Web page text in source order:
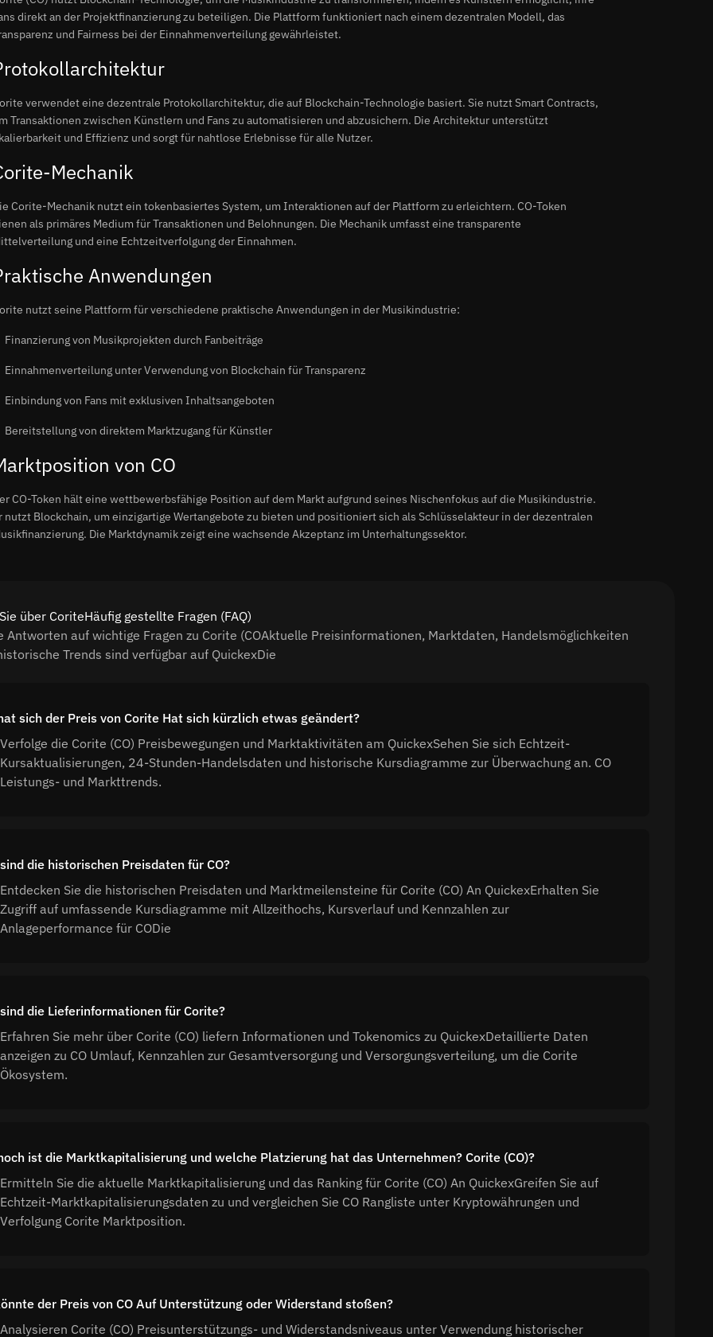
direkt an der Projektfinanzierung zu beteiligen. Die Plattform funktioniert nach einem dezentralen Modell, das
und Fairness bei der Einnahmenverteilung gewährleistet.
verwendet eine dezentrale Protokollarchitektur, die auf Blockchain-Technologie basiert. Sie nutzt Smart Contracts,
Transaktionen zwischen Künstlern und Fans zu automatisieren und abzusichern. Die Architektur unterstützt
und Effizienz und sorgt für nahtlose Erlebnisse für alle Nutzer.
Mechanik
Corite-Mechanik nutzt ein tokenbasiertes System, um Interaktionen auf der Plattform zu erleichtern. CO-Token
als primäres Medium für Transaktionen und Belohnungen. Die Mechanik umfasst eine transparente
und eine Echtzeitverfolgung der Einnahmen.
Anwendungen
nutzt seine Plattform für verschiedene praktische Anwendungen in der Musikindustrie:
Finanzierung von Musikprojekten durch Fanbeiträge
Einnahmenverteilung unter Verwendung von Blockchain für Transparenz
Einbindung von Fans mit exklusiven Inhaltsangeboten
Bereitstellung von direktem Marktzugang für Künstler
von CO
CO-Token hält eine wettbewerbsfähige Position auf dem Markt aufgrund seines Nischenfokus auf die Musikindustrie.
nutzt Blockchain, um einzigartige Wertangebote zu bieten und positioniert sich als Schlüsselakteur in der dezentralen
Die Marktdynamik zeigt eine wachsende Akzeptanz im Unterhaltungssektor.
über CoriteHäufig gestellte Fragen (FAQ)
Antworten auf wichtige Fragen zu Corite (COAktuelle Preisinformationen, Marktdaten, Handelsmöglichkeiten
Trends sind verfügbar auf QuickexDie
sich der Preis von Corite Hat sich kürzlich etwas geändert?
Verfolge die Corite (CO) Preisbewegungen und Marktaktivitäten am QuickexSehen Sie sich Echtzeit-
Kursaktualisierungen, 24-Stunden-Handelsdaten und historische Kursdiagramme zur Überwachung an. CO
Leistungs- und Markttrends.
die historischen Preisdaten für CO?
Entdecken Sie die historischen Preisdaten und Marktmeilensteine für Corite (CO) An QuickexErhalten Sie
Zugriff auf umfassende Kursdiagramme mit Allzeithochs, Kursverlauf und Kennzahlen zur
Anlageperformance für CODie
die Lieferinformationen für Corite?
Erfahren Sie mehr über Corite (CO) liefern Informationen und Tokenomics zu QuickexDetaillierte Daten
anzeigen zu CO Umlauf, Kennzahlen zur Gesamtversorgung und Versorgungsverteilung, um die Corite
Ökosystem.
ist die Marktkapitalisierung und welche Platzierung hat das Unternehmen? Corite (CO)?
Ermitteln Sie die aktuelle Marktkapitalisierung und das Ranking für Corite (CO) An QuickexGreifen Sie auf
Echtzeit-Marktkapitalisierungsdaten zu und vergleichen Sie CO Rangliste unter Kryptowährungen und
Verfolgung Corite Marktposition.
der Preis von CO Auf Unterstützung oder Widerstand stoßen?
Analysieren Corite (CO) Preisunterstützungs- und Widerstandsniveaus unter Verwendung historischer